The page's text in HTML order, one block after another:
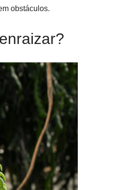
obstáculos.